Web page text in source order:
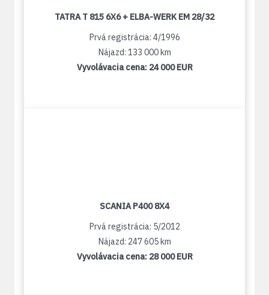
TATRA T 815 6X6 + ELBA-WERK EM 28/32
Prvá registrácia: 4/1996
Nájazd: 133 000 km
Vyvolávacia cena: 24 000 EUR
SCANIA P400 8X4
Prvá registrácia: 5/2012
Nájazd: 247 605 km
Vyvolávacia cena: 28 000 EUR